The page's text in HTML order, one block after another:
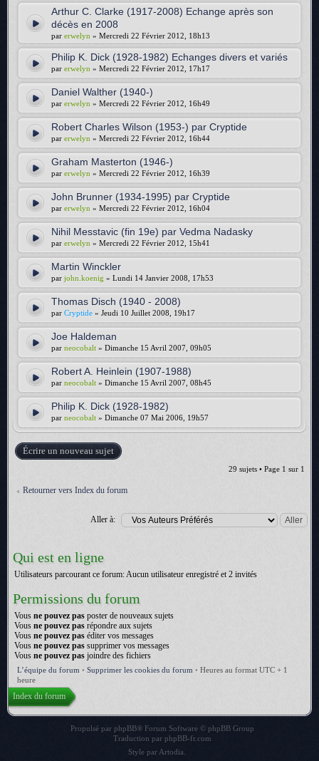
Arthur C. Clarke (1917-2008) Echange après son
décès en 2008
par erwelyn » Mercredi 22 Février 2012, 18h13
Philip K. Dick (1928-1982) Echanges divers et variés
par erwelyn » Mercredi 22 Février 2012, 17h17
Daniel Walther (1940-)
par erwelyn » Mercredi 22 Février 2012, 16h49
Robert Charles Wilson (1953-) par Cryptide
par erwelyn » Mercredi 22 Février 2012, 16h44
Graham Masterton (1946-)
par erwelyn » Mercredi 22 Février 2012, 16h39
John Brunner (1934-1995) par Cryptide
par erwelyn » Mercredi 22 Février 2012, 16h04
Nihil Messtavic (fin 19e) par Vedma Nadasky
par erwelyn » Mercredi 22 Février 2012, 15h41
Martin Winckler
par john.koenig » Lundi 14 Janvier 2008, 17h53
Thomas Disch (1940 - 2008)
par Cryptide » Jeudi 10 Juillet 2008, 19h17
Joe Haldeman
par neocobalt » Dimanche 15 Avril 2007, 09h05
Robert A. Heinlein (1907-1988)
par neocobalt » Dimanche 15 Avril 2007, 08h45
Philip K. Dick (1928-1982)
par neocobalt » Dimanche 07 Mai 2006, 19h57
Écrire un nouveau sujet
29 sujets • Page 1 sur 1
Retourner vers Index du forum
Aller à:
Qui est en ligne
Utilisateurs parcourant ce forum: Aucun utilisateur enregistré et 2 invités
Permissions du forum
Vous ne pouvez pas poster de nouveaux sujets
Vous ne pouvez pas répondre aux sujets
Vous ne pouvez pas éditer vos messages
Vous ne pouvez pas supprimer vos messages
Vous ne pouvez pas joindre des fichiers
L’équipe du forum • Supprimer les cookies du forum • Heures au format UTC + 1
heure
Index du forum
Propulsé par phpBB® Forum Software © phpBB Group
Traduction par phpBB-fr.com
Style par Artodia